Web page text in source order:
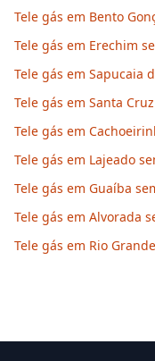
Tele gás em Bento
Tele gás em Erechim
Tele gás em Sapucaia
Tele gás em Santa
Tele gás em
Tele gás em Lajeado
Tele gás em Guaíba
Tele gás em Alvorada
Tele gás em Rio